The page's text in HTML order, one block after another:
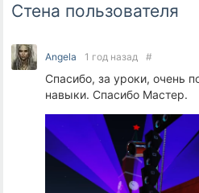
Стена пользователя
Angela 1 год назад #
Спасибо, за уроки, очень
навыки. Спасибо Мастер.